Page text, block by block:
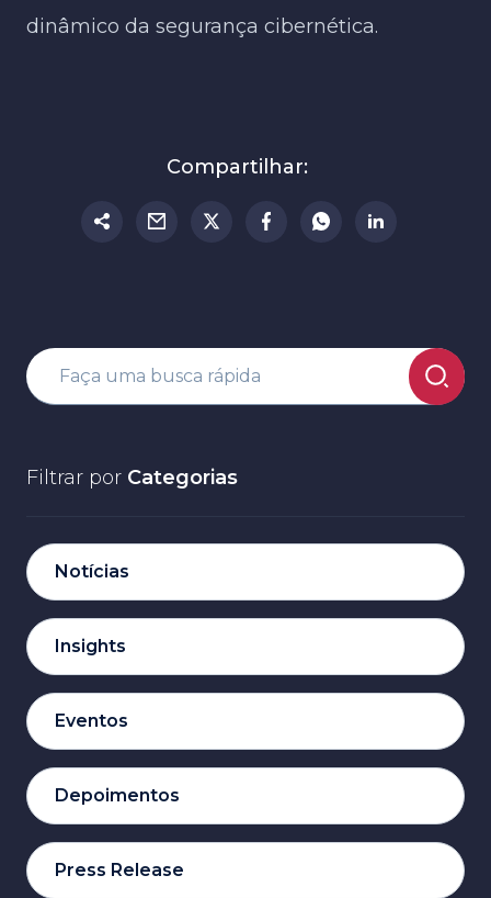
dinâmico da segurança cibernética.
Compartilhar:
Filtrar por Categorias
Notícias
Insights
Eventos
Depoimentos
Press Release